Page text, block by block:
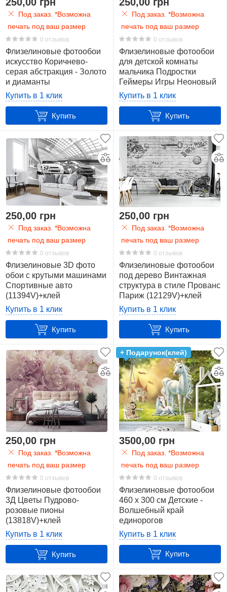
Под заказ. *Возможна
печать под ваш размер
0 отзывов
Флизелиновые фотообои
искусство Коричнево-
серая абстракция - Золото
и диаманты
(10576V)+клей
Купить в 1 клик
Купить
Под заказ. *Возможна
печать под ваш размер
0 отзывов
Флизелиновые фотообои
для детской комнаты
мальчика Подростки
Геймеры Игры Неоновый
Playstation (14209V)+клей
Купить в 1 клик
Купить
250,00 грн
Под заказ. *Возможна
печать под ваш размер
0 отзывов
Флизелиновые 3D фото
обои с крутыми машинами
Спортивные авто
(11394V)+клей
Купить в 1 клик
Купить
250,00 грн
Под заказ. *Возможна
печать под ваш размер
0 отзывов
Флизелиновые фотообои
под дерево Винтажная
структура в стиле Прованс
Париж (12129V)+клей
Купить в 1 клик
Купить
250,00 грн
Под заказ. *Возможна
печать под ваш размер
0 отзывов
Флизелиновые фотообои
3Д Цветы Пудрово-
розовые пионы
(13818V)+клей
Купить в 1 клик
Купить
+ Подарунок(клей)
3500,00 грн
Под заказ. *Возможна
печать под ваш размер
0 отзывов
Флизелиновые фотообои
460 x 300 см Детские -
Волшебный край
единорогов
(13862V12)+клей
Купить в 1 клик
Купить